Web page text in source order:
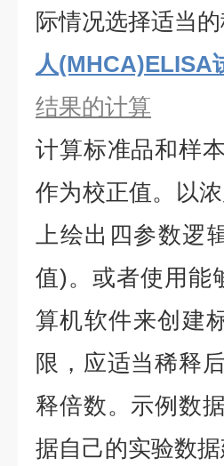
际情况选择适当的
人(MHCA)ELISA
结果的计算
计算标准品和样
作为校正值。以
上绘出四参数逻
值)。或者使用能
算机软件来创建
限，应适当稀释
释倍数。示例数
据自己的实验数据